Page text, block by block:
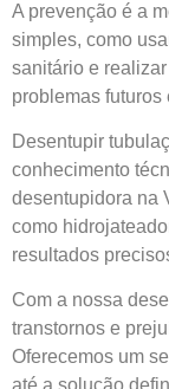
A prevenção é a
simples, como
sanitário e
problemas
Desentupir
conhecimento
desentupidora na
como
resultados
Com a nossa
transtornos e
Oferecemos um